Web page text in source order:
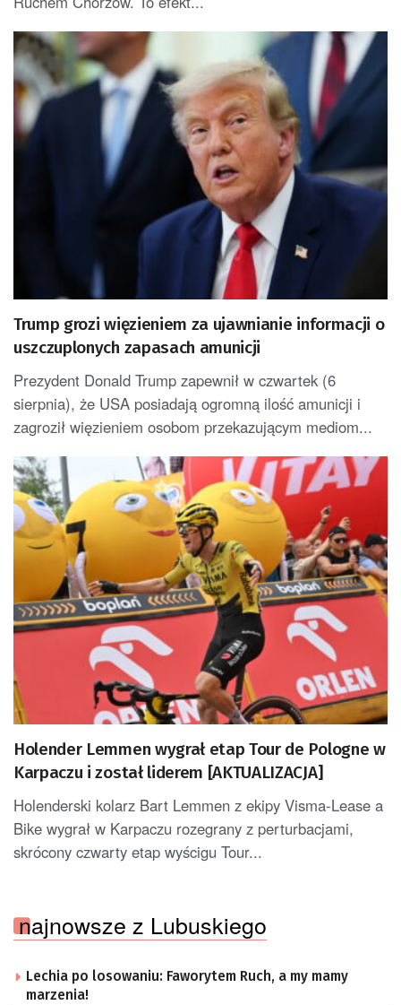
Trump grozi więzieniem za ujawnianie informacji o
uszczuplonych zapasach amunicji
Prezydent Donald Trump zapewnił w czwartek (6
sierpnia), że USA posiadają ogromną ilość amunicji i
zagroził więzieniem osobom przekazującym mediom...
Holender Lemmen wygrał etap Tour de Pologne w
Karpaczu i został liderem [AKTUALIZACJA]
Holenderski kolarz Bart Lemmen z ekipy Visma-Lease a
Bike wygrał w Karpaczu rozegrany z perturbacjami,
skrócony czwarty etap wyścigu Tour...
najnowsze z Lubuskiego
Lechia po losowaniu: Faworytem Ruch, a my mamy
marzenia!